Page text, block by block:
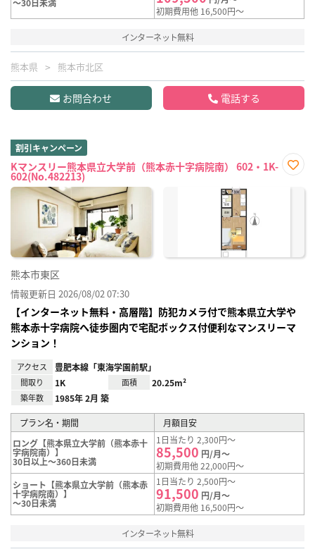
初期費用他 16,500円～
インターネット無料
熊本県 熊本市北区
お問合わせ 電話する
割引キャンペーン
Kマンスリー熊本県立大学前（熊本赤十字病院南） 602・1K-
602(No.482213)
に入
熊本市東区
情報更新日 2026/08/02 07:30
【インターネット無料・高層階】防犯カメラ付で熊本県立大学や
熊本赤十字病院へ徒歩圏内で宅配ボックス付便利なマンスリーマ
ンション！
アクセス 豊肥本線「東海学園前駅」
間取り 1K 面積 20.25m²
築年数 1985年 2月 築
プラン名・期間
月額目安
ロング【熊本県立大学前（熊本赤十
字病院南）】
30日以上～360日未満
1日当たり 2,300円～
85,500 円/月～
初期費用他 22,000円～
ショート【熊本県立大学前（熊本赤
十字病院南）】
～30日未満
1日当たり 2,500円～
91,500 円/月～
初期費用他 16,500円～
インターネット無料